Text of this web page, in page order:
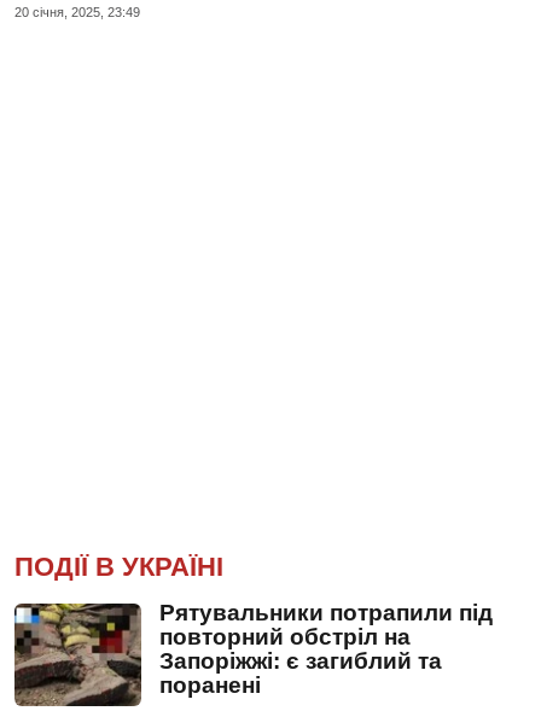
20 сiчня, 2025, 23:49
ПОДІЇ В УКРАЇНІ
Рятувальники потрапили під
повторний обстріл на
Запоріжжі: є загиблий та
поранені